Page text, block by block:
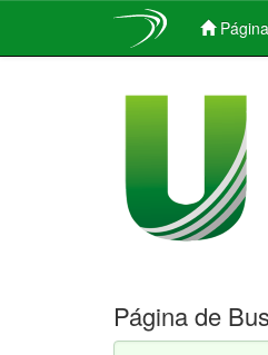
Página de